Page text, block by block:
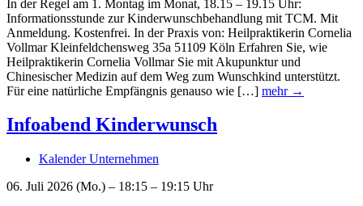
In der Regel am 1. Montag im Monat, 18.15 – 19.15 Uhr:
Informationsstunde zur Kinderwunschbehandlung mit TCM. Mit
Anmeldung. Kostenfrei. In der Praxis von: Heilpraktikerin Cornelia
Vollmar Kleinfeldchensweg 35a 51109 Köln Erfahren Sie, wie
Heilpraktikerin Cornelia Vollmar Sie mit Akupunktur und
Chinesischer Medizin auf dem Weg zum Wunschkind unterstützt.
Für eine natürliche Empfängnis genauso wie […] mehr →
Infoabend Kinderwunsch
Kalender Unternehmen
06. Juli 2026 (Mo.) – 18:15 – 19:15 Uhr